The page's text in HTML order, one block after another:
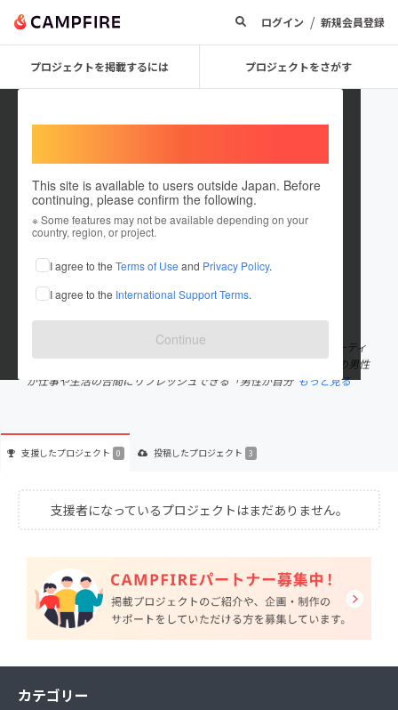
ログイン / 新規会員登録
プロジェクトを掲載するには プロジェクトをさがす
This site is available to users outside Japan. Before
continuing, please confirm the following.
※ Some features may not be available depending on your
country, region, or project.
I agree to the Terms of Use and Privacy Policy.
I agree to the International Support Terms.
Continue
Private Rooms Only
これまでに3件のプロジェクトを投稿しています
在住国：日本 現在地：福岡県
出身国：日本 出身地：未設定
私たちは、福岡県を拠点としたメンズ完全個室、完全会員制ビューティ
ーケアサロンを計画しています。 活気あふれる福岡の地で、多くの男性
が仕事や生活の合間にリフレッシュできる「男性が自分 もっと見る
支援したプロジェクト 0 投稿したプロジェクト 3
支援者になっているプロジェクトはまだありません。
カテゴリー